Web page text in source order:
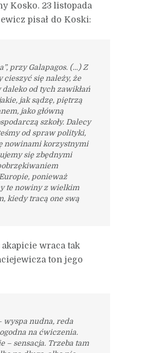
Kosko. 23 listopada
pisał do Koski:
przy Galapagos. (…) Z
cieszyć się należy, że
daleko od tych zawikłań
jak sądzę, piętrzą
jako główną
szkoły. Dalecy
od spraw polityki,
nowinami korzystnymi
się zbędnymi
ponieważ
te nowiny z wielkim
kiedy tracą one swą
wraca tak
ton jego
wyspa nudna, reda
na ćwiczenia.
– sensacja. Trzeba tam